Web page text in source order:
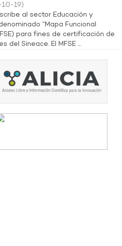
19)
al sector Educación y
“Mapa Funcional
para fines de certificación de
Sineace. El MFSE ...
de la